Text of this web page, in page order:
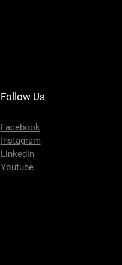
Follow Us
Facebook
Instagram
Linkedin
Youtube